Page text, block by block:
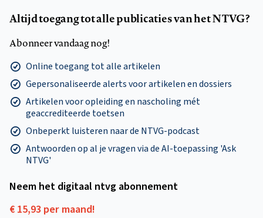
Altijd toegang tot alle publicaties van het NTVG?
Abonneer vandaag nog!
Online toegang tot alle artikelen
Gepersonaliseerde alerts voor artikelen en dossiers
Artikelen voor opleiding en nascholing mét
geaccrediteerde toetsen
Onbeperkt luisteren naar de NTVG-podcast
Antwoorden op al je vragen via de AI-toepassing 'Ask
NTVG'
Neem het digitaal ntvg abonnement
€ 15,93 per maand!